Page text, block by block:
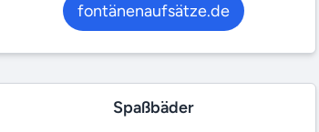
fontänenaufsätze.de
Spaßbäder